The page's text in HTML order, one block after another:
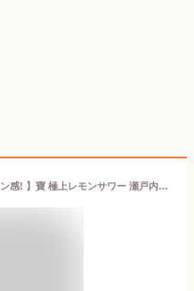
【甘くない/すっきり爽快なレモン感! 】寶 極上レモンサワー 瀬戸内レモン [ チューハイ 350ml×24 ]